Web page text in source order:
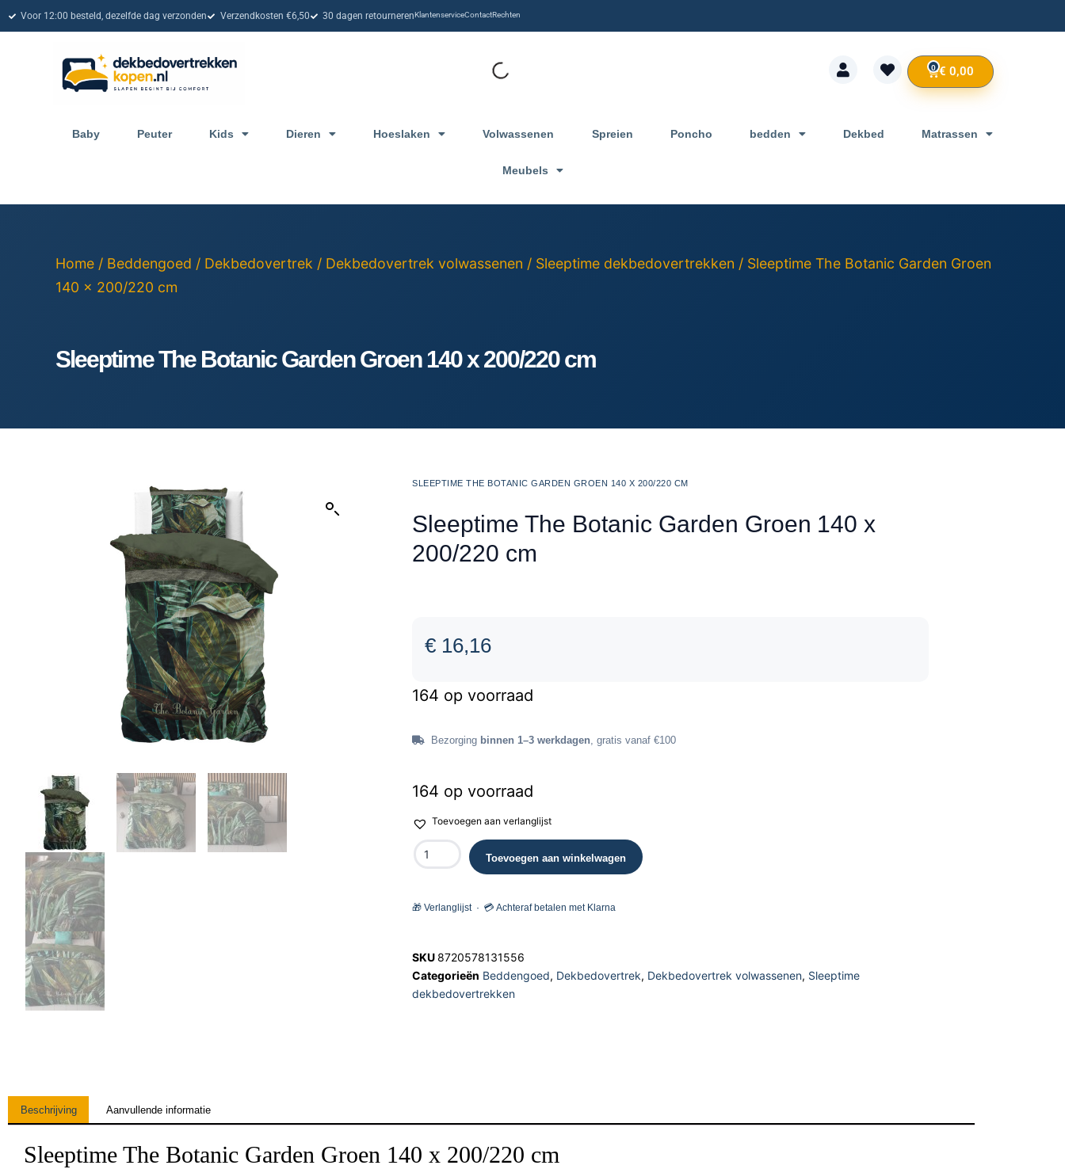
Voor 12:00 besteld, dezelfde dag verzonden Verzendkosten €6,50 30 dagen retournerenKlantenserviceContactRechten
€ 0,00
0
Baby Peuter Kids Dieren Hoeslaken Volwassenen Spreien Poncho bedden Dekbed Matrassen
Meubels
Home / Beddengoed / Dekbedovertrek / Dekbedovertrek volwassenen / Sleeptime dekbedovertrekken / Sleeptime The Botanic Garden Groen
140 x 200/220 cm
Sleeptime The Botanic Garden Groen 140 x 200/220 cm
SLEEPTIME THE BOTANIC GARDEN GROEN 140 X 200/220 CM
Sleeptime The Botanic Garden Groen 140 x
200/220 cm
€ 16,16
164 op voorraad
Bezorging binnen 1–3 werkdagen, gratis vanaf €100
164 op voorraad
Toevoegen aan verlanglijst
Toevoegen aan winkelwagen
🎁 Verlanglijst · 💳 Achteraf betalen met Klarna
SKU8720578131556
Categorieën Beddengoed, Dekbedovertrek, Dekbedovertrek volwassenen, Sleeptime
dekbedovertrekken
Beschrijving Aanvullende informatie
Sleeptime The Botanic Garden Groen 140 x 200/220 cm